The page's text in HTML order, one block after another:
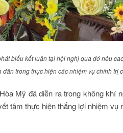
biểu kết luận tại hội nghị qua đó nêu
dân trong thực hiện các nhiệm vụ chính trị
Mỹ đã diễn ra trong không khí
tâm thực hiện thắng lợi nhiệm vụ